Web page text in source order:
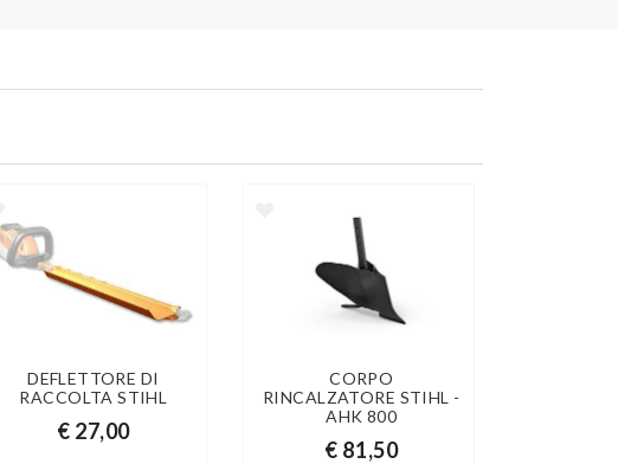
DEFLETTORE DI
RACCOLTA STIHL
€ 27,00
CORPO
RINCALZATORE STIHL -
AHK 800
€ 81,50